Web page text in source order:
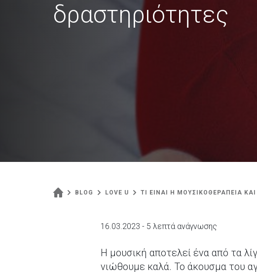
δραστηριότητες
BLOG LOVE U ΤΙ ΕΙΝΑΙ Η ΜΟΥΣΙΚΟΘΕΡΑΠΕΙΑ
16.03.2023 - 5 λεπτά ανάγνωσης
Η μουσική αποτελεί ένα από τα
νιώθουμε καλά. Το άκουσμα του